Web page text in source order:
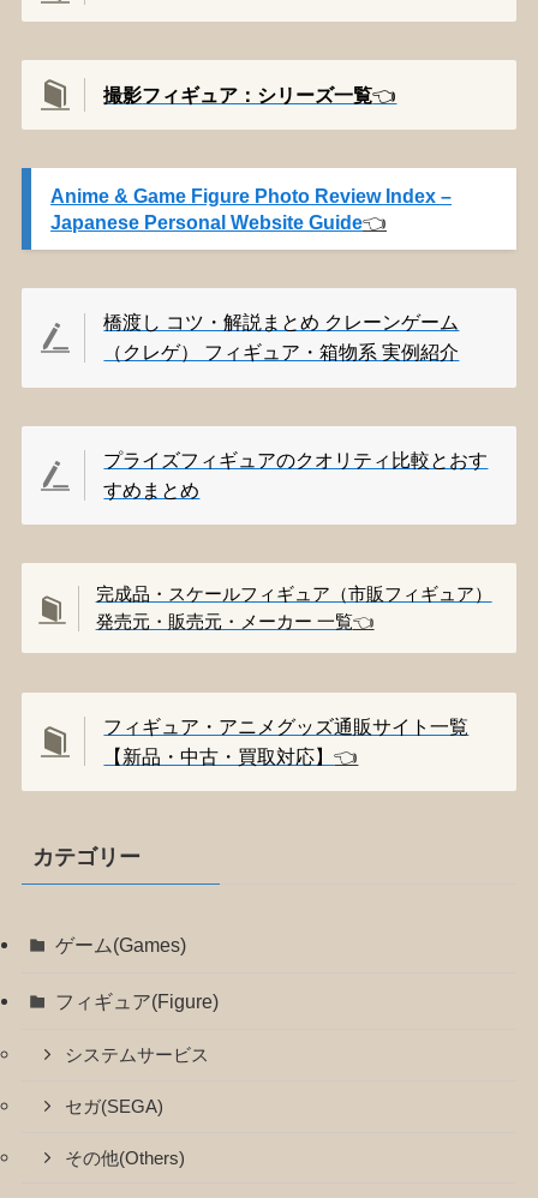
撮影フィギュア：シリーズ一覧👈️
Anime & Game Figure Photo Review Index –
Japanese Personal Website Guide👈️
橋渡し コツ・解説まとめ クレーンゲーム
（クレゲ） フィギュア・箱物系 実例紹介
プライズフィギュアのクオリティ比較とおす
すめまとめ
完成品・スケールフィギュア（市販フィギュア）
発売元・販売元・メーカー 一覧👈️
フィギュア・アニメグッズ通販サイト一覧
【新品・中古・買取対応】👈️
カテゴリー
ゲーム(Games)
フィギュア(Figure)
システムサービス
セガ(SEGA)
その他(Others)